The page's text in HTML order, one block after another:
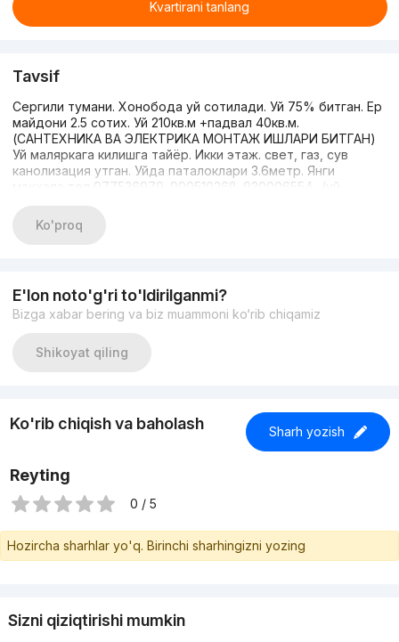
Kvartirani tanlang
Tavsif
Сергили тумани. Хонобода уй сотилади. Уй 75% битган. Ер
майдони 2.5 сотих. Уй 210кв.м +падвал 40кв.м.
(САНТЕХНИКА ВА ЭЛЕКТРИКА МОНТАЖ ИШЛАРИ БИТГАН)
Уй маляркага килишга тайёр. Икки этаж. свет, газ, сув
канолизация утган. Уйда паталоклари 3.6метр. Янги
маххала тел 977536979. 990510268. 930006554. .(уй
Ko'proq
E'lon noto'g'ri to'ldirilganmi?
Bizga xabar bering va biz muammoni ko‘rib chiqamiz
Shikoyat qiling
Ko'rib chiqish va baholash Sharh yozish
Reyting
0 / 5
Hozircha sharhlar yo'q. Birinchi sharhingizni yozing
Sizni qiziqtirishi mumkin